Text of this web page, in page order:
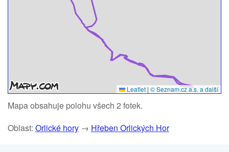
Leaflet | © Seznam.cz a.s. a další
Mapa obsahuje polohu všech 2 fotek.
Oblast: Orlické hory → Hřeben Orlických Hor